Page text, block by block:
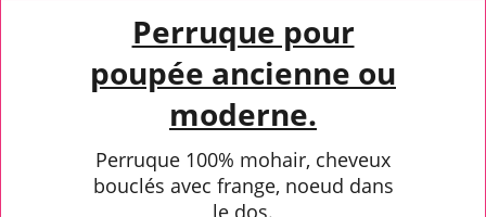
Perruque pour
poupée ancienne ou
moderne.
Perruque 100% mohair, cheveux
bouclés avec frange, noeud dans
le dos.